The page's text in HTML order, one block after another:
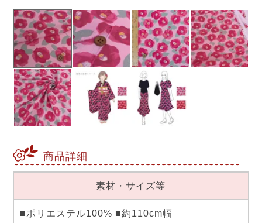
商品詳細
素材・サイズ等
■ポリエステル100% ■約110cm幅